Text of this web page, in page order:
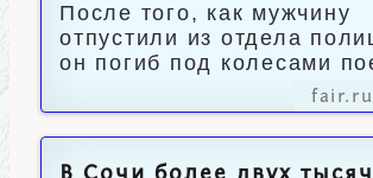
После того, как мужчину
отпустили из отдела
он погиб под колесами
fair.ru